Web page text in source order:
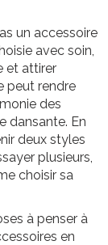
un accessoire
avec soin,
et attirer
peut rendre
des
dansante. En
deux styles
plusieurs,
choisir sa
à penser à
en